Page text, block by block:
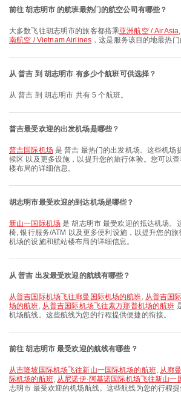
前往 胡志明市 的航班最热门的航空公司有哪些？
大多数飞往胡志明市的旅客都搭乘亚洲航空 / AirAsia,
南航空 / Vietnam Airlines ，这是服务该目的地最热门
从 普吉 到 胡志明市 有多少个航班可供选择？
从 普吉 到 胡志明市 共有 5 个航班。
普吉最受欢迎的出发机场是哪些？
普吉国际机场是 普吉 最热门的出发机场。这些机场
候区 以及更多设施，以提升您的旅行体验。您可以
楼布局的详细信息。
胡志明市最受欢迎的到达机场是哪些？
新山一国际机场是 胡志明市 最受欢迎的抵达机场。
椅, 银行服务/ATM 以及更多便利设施，以提升您的
机场的设施和航站楼布局的详细信息。
从 普吉 出发最受欢迎的航线有哪些？
从普吉国际机场飞往廊曼国际机场的航班, 从普吉国
场的航班, 从普吉国际机场飞往素万那普机场的航班
机场航线。这些航线为您的行程提供便捷的衔接。
前往 胡志明市 最受欢迎的航线有哪些？
从吉隆坡国际机场飞往新山一国际机场的航班, 从廊
际机场的航班, 从尼诺伊·阿基诺国际机场飞往新山一
志明市 最受欢迎的机场航线。这些航线为您的行程提